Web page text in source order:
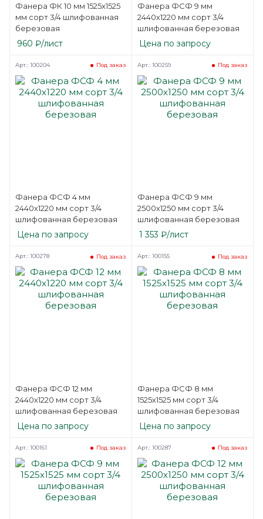
Фанера ФК 10 мм 1525х1525
мм сорт 3/4 шлифованная
березовая
960 ₽/лист
Фанера ФСФ 9 мм
2440х1220 мм сорт 3/4
шлифованная березовая
Цена по запросу
Фанера ФСФ 4 мм
2440х1220 мм сорт 3/4
шлифованная березовая
Под заказ
Арт.: 100204
Цена по запросу
Фанера ФСФ 9 мм
2500х1250 мм сорт 3/4
шлифованная березовая
Под заказ
Арт.: 100259
1 353 ₽/лист
Фанера ФСФ 12 мм
2440х1220 мм сорт 3/4
шлифованная березовая
Под заказ
Арт.: 100278
Цена по запросу
Фанера ФСФ 8 мм
1525х1525 мм сорт 3/4
шлифованная березовая
Под заказ
Арт.: 100155
Цена по запросу
Под заказ
Арт.: 100161 Под заказ
Арт.: 100287